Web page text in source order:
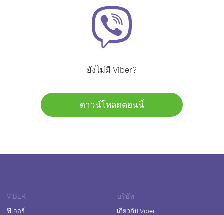
ยังไม่มี Viber?
ดาวน์โหลดตอนนี้
VIBER
ฟีเจอร์
บริษัท
เกี่ยวกับ Viber